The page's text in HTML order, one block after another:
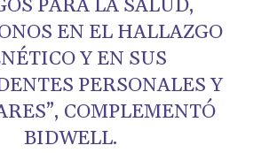
PARA LA SALUD,
EN EL HALLAZGO
Y EN SUS
PERSONALES Y
COMPLEMENTÓ
BIDWELL.